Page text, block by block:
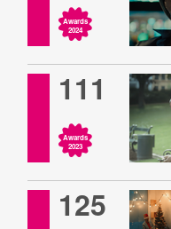
Awards
2024
111
Awards
2023
125